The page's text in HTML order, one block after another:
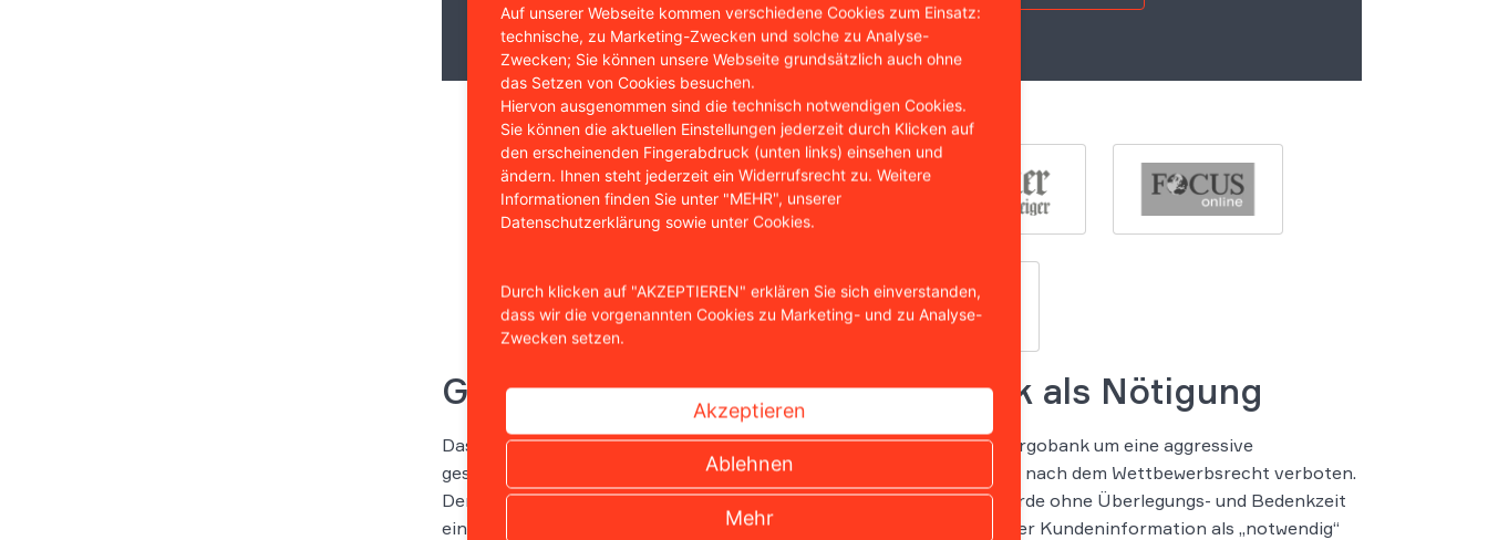
Wir sind bekannt aus
Gericht wertet Vorgehen der Bank als Nötigung
Das LG Düsseldorf entschied nun, dass es sich beim Vorgehen der Targobank um eine aggressive
geschäftliche Handlung in Form einer Nötigung handele. Und dies sei nach dem Wettbewerbsrecht verboten.
Den Verbrauchern, die sich online bei der Bank einloggen würden, werde ohne Überlegungs- und Bedenkzeit
eine sofortige Entscheidung abverlangt. Ihre Zustimmung werde in der Kundeninformation als „notwendig“
Auf unserer Webseite kommen verschiedene Cookies zum Einsatz:
technische, zu Marketing-Zwecken und solche zu Analyse-
Zwecken; Sie können unsere Webseite grundsätzlich auch ohne
das Setzen von Cookies besuchen.
Hiervon ausgenommen sind die technisch notwendigen Cookies.
Sie können die aktuellen Einstellungen jederzeit durch Klicken auf
den erscheinenden Fingerabdruck (unten links) einsehen und
ändern. Ihnen steht jederzeit ein Widerrufsrecht zu. Weitere
Informationen finden Sie unter "MEHR", unserer
Datenschutzerklärung sowie unter Cookies.
Durch klicken auf "AKZEPTIEREN" erklären Sie sich einverstanden,
dass wir die vorgenannten Cookies zu Marketing- und zu Analyse-
Zwecken setzen.
Akzeptieren
Ablehnen
Mehr